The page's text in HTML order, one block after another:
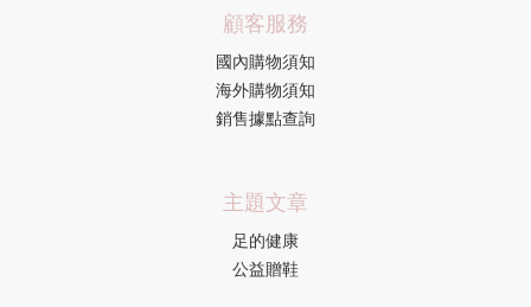
顧客服務
國內購物須知
海外購物須知
銷售據點查詢
主題文章
足的健康
公益贈鞋